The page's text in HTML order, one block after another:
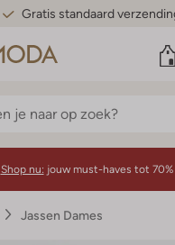
Gratis standaard
Shop nu: jouw must-haves tot
Jassen Dames